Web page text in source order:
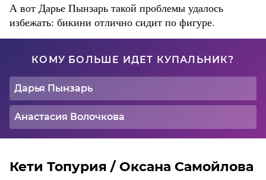
А вот Дарье Пынзарь такой проблемы удалось
избежать: бикини отлично сидит по фигуре.
КОМУ БОЛЬШЕ ИДЕТ КУПАЛЬНИК?
Дарья Пынзарь
Анастасия Волочкова
Кети Топурия / Оксана Самойлова